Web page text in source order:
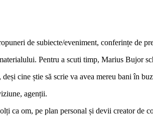
de subiecte/eveniment, conferințe de
Pentru a scuti timp, Marius Bujor
cine știe să scrie va avea mereu bani în
agenții.
ca om, pe plan personal și devii creator de